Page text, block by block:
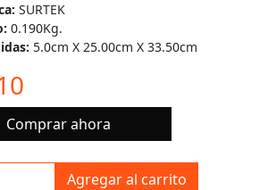
SURTEK
0.190Kg.
5.0cm X 25.00cm X 33.50cm
Comprar ahora
Agregar al carrito